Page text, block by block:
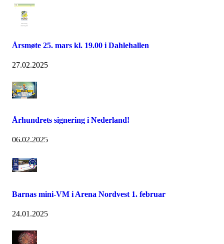
Årsmøte 25. mars kl. 19.00 i Dahlehallen
27.02.2025
Århundrets signering i Nederland!
06.02.2025
Barnas mini-VM i Arena Nordvest 1. februar
24.01.2025